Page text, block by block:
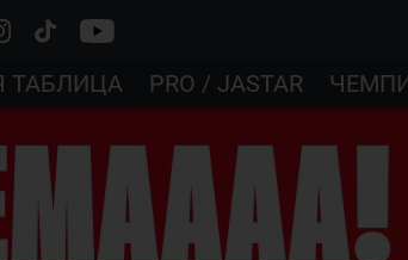
ТАБЛИЦА PRO / JASTAR